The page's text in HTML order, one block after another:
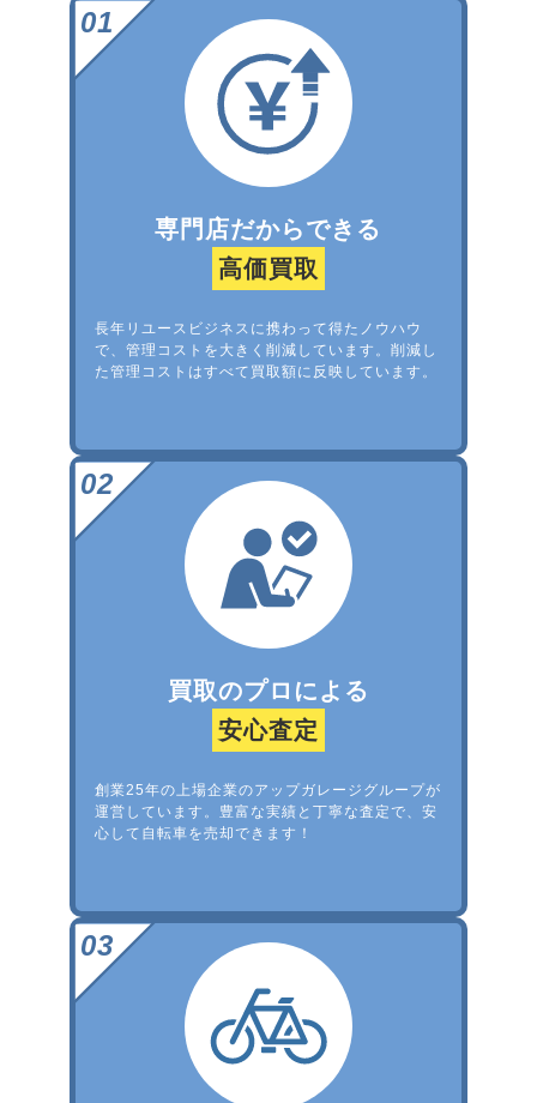
専門店だからできる
高価買取
長年リユースビジネスに携わって得たノウハウ
で、管理コストを大きく削減しています。削減し
た管理コストはすべて買取額に反映しています。
買取のプロによる
安心査定
創業25年の上場企業のアップガレージグループが
運営しています。豊富な実績と丁寧な査定で、安
心して自転車を売却できます！